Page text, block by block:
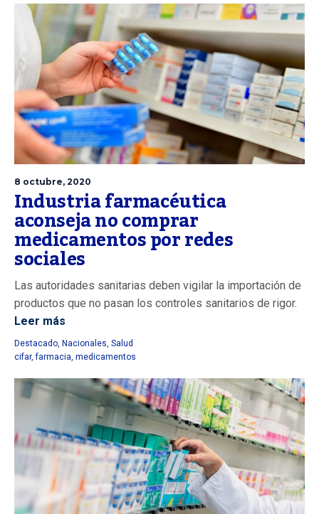
8 octubre, 2020
Industria farmacéutica
aconseja no comprar
medicamentos por redes
sociales
Las autoridades sanitarias deben vigilar la importación de
productos que no pasan los controles sanitarios de rigor.
Leer más
Destacado, Nacionales, Salud
cifar,farmacia, medicamentos